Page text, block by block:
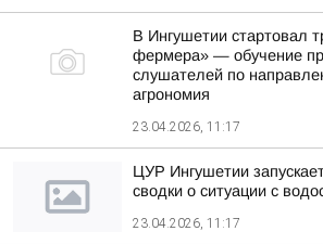
В Ингушетии стартовал
фермера» — обучение
слушателей по
агрономия
23.04.2026, 11:17
ЦУР Ингушетии
сводки о ситуации с
23.04.2026, 11:17